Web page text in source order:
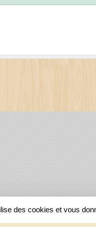
des cookies et vous